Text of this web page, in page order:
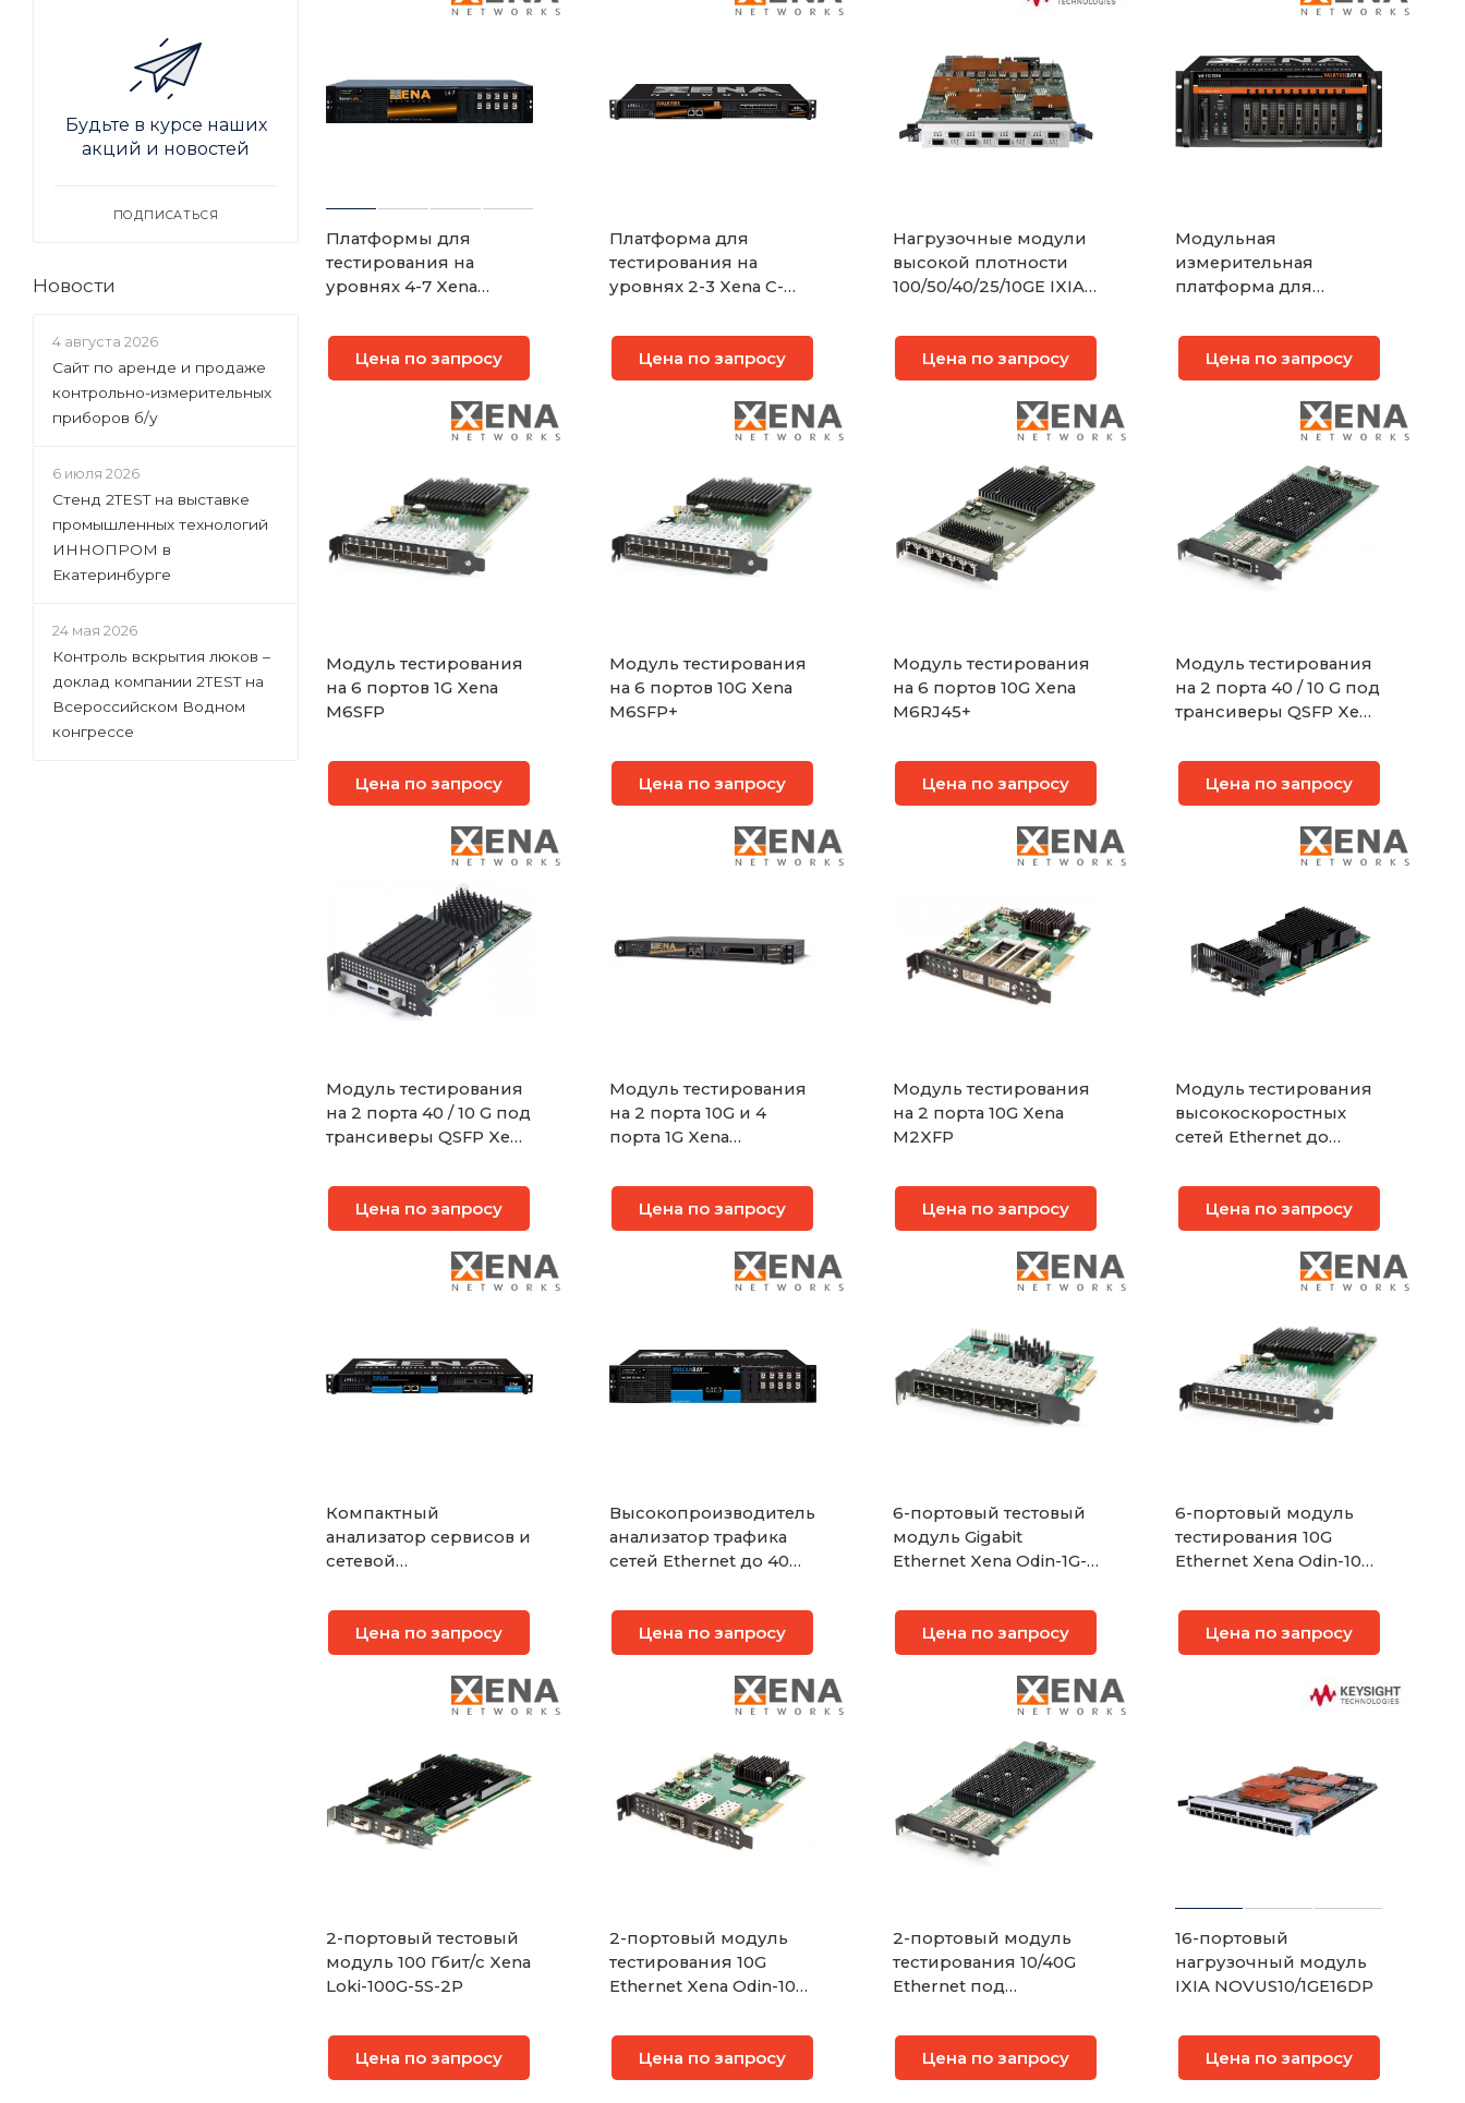
Платформы для
тестирования на
уровнях 4-7 Xena
ХеnaScale
Цена по запросу
Платформа для
тестирования на
уровнях 2-3 Xena C-
Цена по запросу
Нагрузочные модули
высокой плотности
100/50/40/25/10GE IXIA
Цена по запросу
Модульная
измерительная
платформа для
сервисов 400 Gigabit
Ethernet Xena
ValkyrieBay
Цена по запросу
Модуль тестирования
на 6 портов 1G Xena
M6SFP
Цена по запросу
Модуль тестирования
на 6 портов 10G Xena
M6SFP+
Цена по запросу
Модуль тестирования
на 6 портов 10G Xena
M6RJ45+
Цена по запросу
Модуль тестирования
на 2 порта 40 / 10 G под
трансиверы QSFP Xena
Цена по запросу
Модуль тестирования
на 2 порта 40 / 10 G под
трансиверы QSFP Xena
Цена по запросу
Модуль тестирования
на 2 порта 10G и 4
порта 1G Xena
Цена по запросу
Модуль тестирования
на 2 порта 10G Xena
M2XFP
Цена по запросу
Модуль тестирования
высокоскоростных
сетей Ethernet до
7S-1P
Цена по запросу
Компактный
анализатор сервисов и
сетевой
Ethernet до 25 Гбит/с
Xena VulcanCompact
Цена по запросу
Высокопроизводительный
анализатор трафика
сетей Ethernet до 40
VulcanBay
Цена по запросу
6-портовый тестовый
модуль Gigabit
Ethernet Xena Odin-1G-
Цена по запросу
6-портовый модуль
тестирования 10G
Ethernet Xena Odin-10G-
Цена по запросу
2-портовый тестовый
модуль 100 Гбит/с Xena
Loki-100G-5S-2P
Цена по запросу
2-портовый модуль
тестирования 10G
Ethernet Xena Odin-10G-
Цена по запросу
2-портовый модуль
тестирования 10/40G
Ethernet под
Xena Odin-40G-2S-2P
Цена по запросу
16-портовый
нагрузочный модуль
IXIA NOVUS10/1GE16DP
Цена по запросу
Будьте в курсе наших
акций и новостей
ПОДПИСАТЬСЯ
Новости
4 августа 2026
Сайт по аренде и продаже
контрольно-измерительных
приборов б/у
6 июля 2026
Стенд 2TEST на выставке
промышленных технологий
ИННОПРОМ в
Екатеринбурге
24 мая 2026
Контроль вскрытия люков –
доклад компании 2TEST на
Всероссийском Водном
конгрессе